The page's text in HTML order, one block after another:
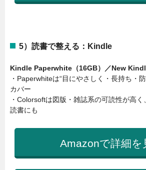
5）読書で整える：Kindle
Kindle Paperwhite（16GB）／New
・Paperwhiteは“目にやさしく・長持ち・
カバー
・Colorsoftは図版・雑誌系の可読性が高
読書にも
Amazonで詳細を